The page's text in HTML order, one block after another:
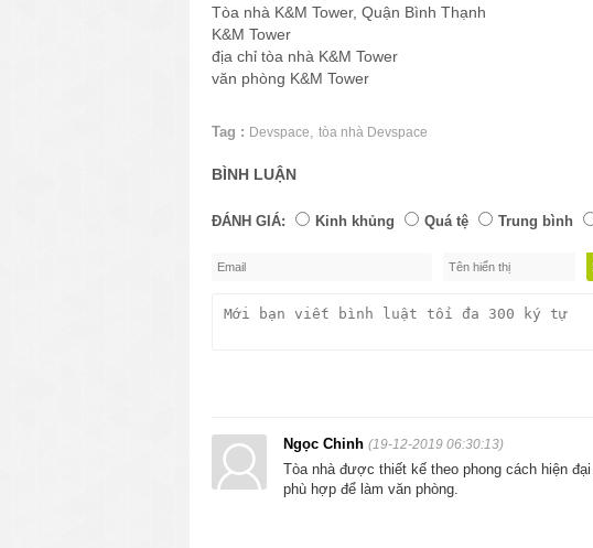
Tòa nhà K&M Tower, Quận Bình Thạnh
K&M Tower
địa chỉ tòa nhà K&M Tower
văn phòng K&M Tower
Tag : Devspace tòa nhà Devspace
BÌNH LUẬN
ĐÁNH GIÁ: Kinh khủng Quá tệ Trung bình
Ngọc Chinh (19-12-2019 06:30:13)
Tòa nhà được thiết kế theo phong cách hiện
phù hợp để làm văn phòng.